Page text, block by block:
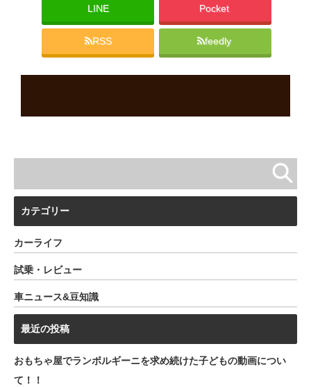
LINE Pocket
RSS feedly
カテゴリー
カーライフ
試乗・レビュー
車ニュース&豆知識
最近の投稿
おもちゃ屋でランボルギーニを求め続けた子どもの動画につい
て！！